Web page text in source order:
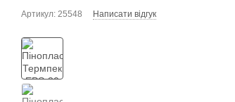
Артикул: 25548 Написати відгук